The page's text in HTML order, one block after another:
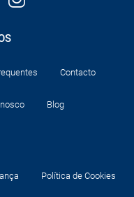
Contacto
Blog
Política de Cookies